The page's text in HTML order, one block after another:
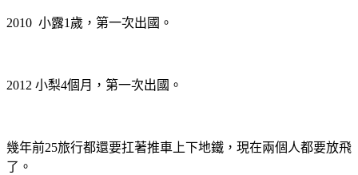
2010 小露1歲，第一次出國。
2012 小梨4個月，第一次出國。
幾年前25旅行都還要扛著推車上下地鐵，現在兩個人都要放飛
了。